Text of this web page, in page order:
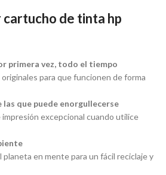
cartucho de tinta hp
primera vez, todo el tiempo
para que funcionen de forma
que puede enorgullecerse
excepcional cuando utilice
en mente para un fácil reciclaje y